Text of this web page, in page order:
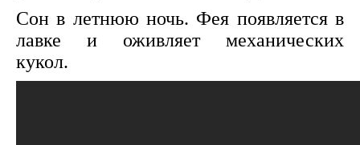
Сон в летнюю ночь. Фея появляется в
лавке и оживляет механических
кукол.